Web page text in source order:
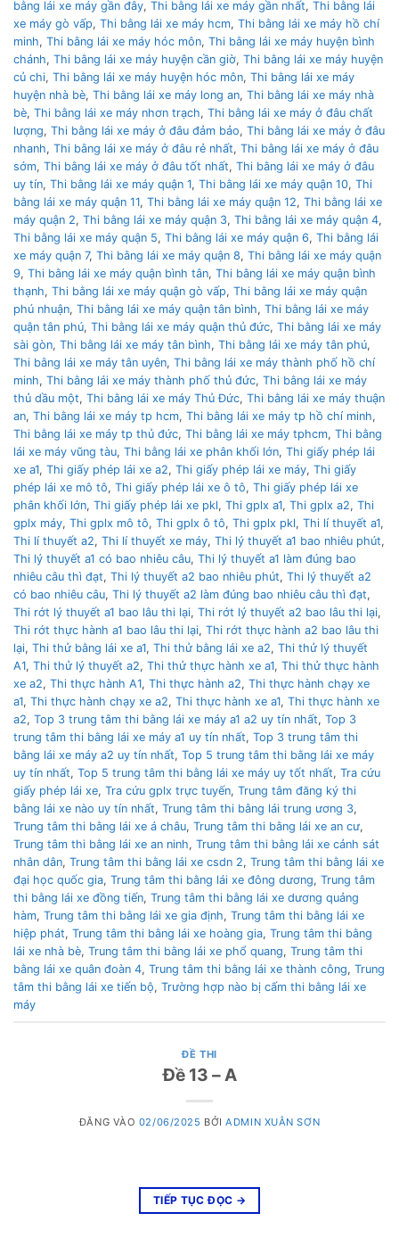
bằng lái xe máy gần đây, Thi bằng lái xe máy gần nhất, Thi bằng lái
xe máy gò vấp, Thi bằng lái xe máy hcm, Thi bằng lái xe máy hồ chí
minh, Thi bằng lái xe máy hóc môn, Thi bằng lái xe máy huyện bình
chánh, Thi bằng lái xe máy huyện cần giờ, Thi bằng lái xe máy huyện
củ chi, Thi bằng lái xe máy huyện hóc môn, Thi bằng lái xe máy
huyện nhà bè, Thi bằng lái xe máy long an, Thi bằng lái xe máy nhà
bè, Thi bằng lái xe máy nhơn trạch, Thi bằng lái xe máy ở đâu chất
lượng, Thi bằng lái xe máy ở đâu đảm bảo, Thi bằng lái xe máy ở đâu
nhanh, Thi bằng lái xe máy ở đâu rẻ nhất, Thi bằng lái xe máy ở đâu
sớm, Thi bằng lái xe máy ở đâu tốt nhất, Thi bằng lái xe máy ở đâu
uy tín, Thi bằng lái xe máy quận 1, Thi bằng lái xe máy quận 10, Thi
bằng lái xe máy quận 11, Thi bằng lái xe máy quận 12, Thi bằng lái xe
máy quận 2, Thi bằng lái xe máy quận 3, Thi bằng lái xe máy quận 4,
Thi bằng lái xe máy quận 5, Thi bằng lái xe máy quận 6, Thi bằng lái
xe máy quận 7, Thi bằng lái xe máy quận 8, Thi bằng lái xe máy quận
9, Thi bằng lái xe máy quận bình tân, Thi bằng lái xe máy quận bình
thạnh, Thi bằng lái xe máy quận gò vấp, Thi bằng lái xe máy quận
phú nhuận, Thi bằng lái xe máy quận tân bình, Thi bằng lái xe máy
quận tân phú, Thi bằng lái xe máy quận thủ đức, Thi bằng lái xe máy
sài gòn, Thi bằng lái xe máy tân bình, Thi bằng lái xe máy tân phú,
Thi bằng lái xe máy tân uyên, Thi bằng lái xe máy thành phố hồ chí
minh, Thi bằng lái xe máy thành phố thủ đức, Thi bằng lái xe máy
thủ dầu một, Thi bằng lái xe máy Thủ Đức, Thi bằng lái xe máy thuận
an, Thi bằng lái xe máy tp hcm, Thi bằng lái xe máy tp hồ chí minh,
Thi bằng lái xe máy tp thủ đức, Thi bằng lái xe máy tphcm, Thi bằng
lái xe máy vũng tàu, Thi bằng lái xe phân khối lớn, Thi giấy phép lái
xe a1, Thi giấy phép lái xe a2, Thi giấy phép lái xe máy, Thi giấy
phép lái xe mô tô, Thi giấy phép lái xe ô tô, Thi giấy phép lái xe
phân khối lớn, Thi giấy phép lái xe pkl, Thi gplx a1, Thi gplx a2, Thi
gplx máy, Thi gplx mô tô, Thi gplx ô tô, Thi gplx pkl, Thi lí thuyết a1,
Thi lí thuyết a2, Thi lí thuyết xe máy, Thi lý thuyết a1 bao nhiêu phút,
Thi lý thuyết a1 có bao nhiêu câu, Thi lý thuyết a1 làm đúng bao
nhiêu câu thì đạt, Thi lý thuyết a2 bao nhiêu phút, Thi lý thuyết a2
có bao nhiêu câu, Thi lý thuyết a2 làm đúng bao nhiêu câu thì đạt,
Thi rớt lý thuyết a1 bao lâu thi lại, Thi rớt lý thuyết a2 bao lâu thi lại,
Thi rớt thực hành a1 bao lâu thi lại, Thi rớt thực hành a2 bao lâu thi
lại, Thi thử bằng lái xe a1, Thi thử bằng lái xe a2, Thi thử lý thuyết
A1, Thi thử lý thuyết a2, Thi thử thực hành xe a1, Thi thử thực hành
xe a2, Thi thực hành A1, Thi thực hành a2, Thi thực hành chạy xe
a1, Thi thực hành chạy xe a2, Thi thực hành xe a1, Thi thực hành xe
a2, Top 3 trung tâm thi bằng lái xe máy a1 a2 uy tín nhất, Top 3
trung tâm thi bằng lái xe máy a1 uy tín nhất, Top 3 trung tâm thi
bằng lái xe máy a2 uy tín nhất, Top 5 trung tâm thi bằng lái xe máy
uy tín nhất, Top 5 trung tâm thi bằng lái xe máy uy tốt nhất, Tra cứu
giấy phép lái xe, Tra cứu gplx trực tuyến, Trung tâm đăng ký thi
bằng lái xe nào uy tín nhất, Trung tâm thi bằng lái trung ương 3,
Trung tâm thi bằng lái xe á châu, Trung tâm thi bằng lái xe an cư,
Trung tâm thi bằng lái xe an ninh, Trung tâm thi bằng lái xe cảnh sát
nhân dân, Trung tâm thi bằng lái xe csdn 2, Trung tâm thi bằng lái xe
đại học quốc gia, Trung tâm thi bằng lái xe đông dương, Trung tâm
thi bằng lái xe đồng tiến, Trung tâm thi bằng lái xe dương quảng
hàm, Trung tâm thi bằng lái xe gia định, Trung tâm thi bằng lái xe
hiệp phát, Trung tâm thi bằng lái xe hoàng gia, Trung tâm thi bằng
lái xe nhà bè, Trung tâm thi bằng lái xe phổ quang, Trung tâm thi
bằng lái xe quân đoàn 4, Trung tâm thi bằng lái xe thành công, Trung
tâm thi bằng lái xe tiến bộ, Trường hợp nào bị cấm thi bằng lái xe
máy
ĐỀ THI
Đề 13 – A
ĐĂNG VÀO 02/06/2025 BỞIADMIN XUÂN SƠN
TIẾP TỤC ĐỌC →